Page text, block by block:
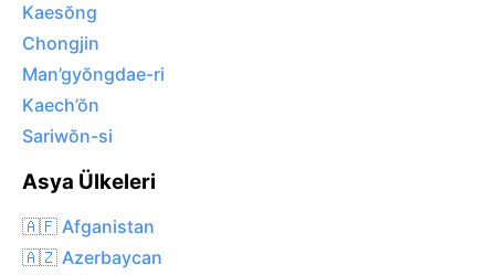
Kaesŏng
Chongjin
Man’gyŏngdae-ri
Kaech’ŏn
Sariwŏn-si
Asya Ülkeleri
🇦🇫 Afganistan
🇦🇿 Azerbaycan